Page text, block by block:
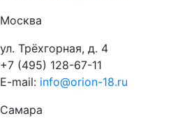
Москва
ул. Трёхгорная, д. 4
+7 (495) 128-67-11
E-mail: info@orion-18.ru
Самара